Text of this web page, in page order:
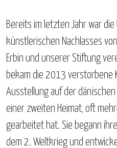
Bereits im letzten Jahr war
künstlerischen Nachlasses
Erbin und unserer Stiftung
bekam die 2013 verstorbene
Ausstellung auf der dänischen
einer zweiten Heimat, oft
gearbeitet hat. Sie begann
dem 2. Weltkrieg und